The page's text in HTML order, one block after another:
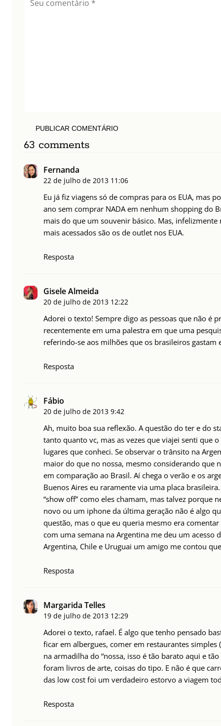
PUBLICAR COMENTÁRIO
63 comments
Fernanda
22 de julho de 2013 11:06
Eu já fiz viagens só de compras para os EUA, mas
ano sem comprar NADA em nenhum shopping do
mais do que um souvenir básico. Mas,
mais acessados são os de outlet nos EUA.
Resposta
Gisele Almeida
20 de julho de 2013 12:22
Adorei o texto! Sempre digo as pessoas que não é
recentemente em uma palestra em que uma
referindo-se aos milhões que os brasileiros
Resposta
Fábio
20 de julho de 2013 9:42
Ah, muito boa sua reflexão. A questão do ter e do
tanto quanto vc, mas as vezes que viajei senti que
lugares que conheci. Se observar o trânsito na
maior do que no nossa, mesmo considerando que
em comparação ao Brasil. Aí chega o verão e os
Buenos Aires eu raramente via uma placa
“show off” como eles chamam, mas talvez porque
novo ou um iphone da última geração não é algo
questão, mas o que eu queria mesmo era
com uma semana na Argentina me deu um
Argentina, Chile e Uruguai um amigo me contou
Resposta
Margarida Telles
19 de julho de 2013 12:29
Adorei o texto, rafael. É algo que tenho pensado
ficar em albergues, comer em restaurantes
na armadilha do “nossa, isso é tão barato aqui e
foram livros de arte, coisas do tipo. E não é que
das low cost foi um verdadeiro estorvo a viagem
Resposta